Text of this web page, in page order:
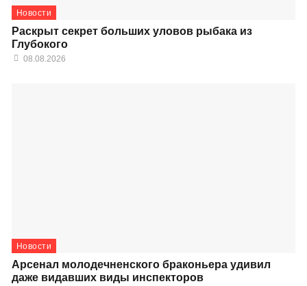
Новости
Раскрыт секрет больших уловов рыбака из
Глубокого
08.08.2026
Новости
Арсенал молодечненского браконьера удивил
даже видавших виды инспекторов